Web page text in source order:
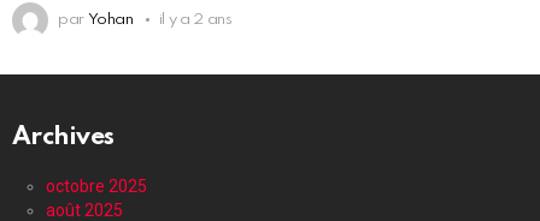
par Yohan il y a 2 ans
Archives
octobre 2025
août 2025